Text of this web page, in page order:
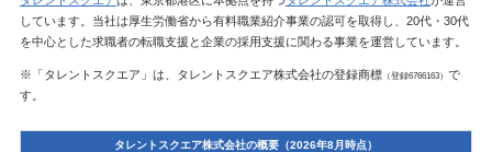
しています。当社は厚生労働省から有料職業紹介事業の認可を取得し、20代・30代
を中心とした求職者の転職支援と企業の採用支援に関わる事業を運営しています。
※「タレントスクエア」は、タレントスクエア株式会社の登録商標（登録6766163） で
す。
タレントスクエア株式会社の概要（2026年8月時点）